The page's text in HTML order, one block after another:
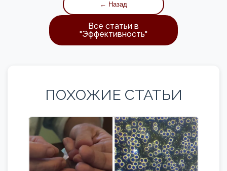
← Назад
Все статьи в
"Эффективность"
ПОХОЖИЕ СТАТЬИ